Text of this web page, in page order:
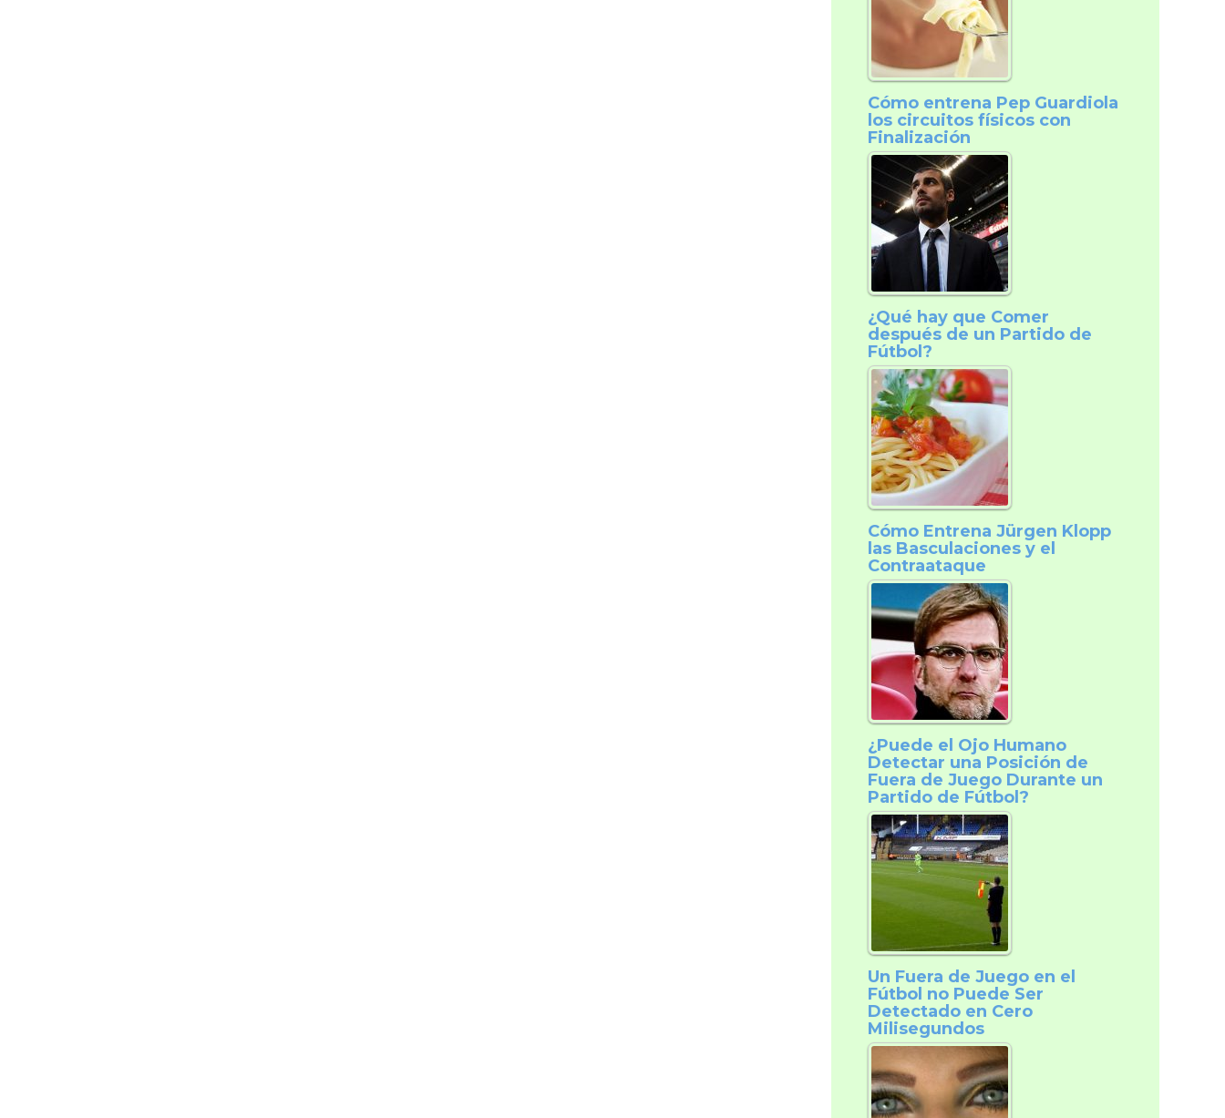
Cómo entrena Pep Guardiola
los circuitos físicos con
Finalización
¿Qué hay que Comer
después de un Partido de
Fútbol?
Cómo Entrena Jürgen Klopp
las Basculaciones y el
Contraataque
¿Puede el Ojo Humano
Detectar una Posición de
Fuera de Juego Durante un
Partido de Fútbol?
Un Fuera de Juego en el
Fútbol no Puede Ser
Detectado en Cero
Milisegundos